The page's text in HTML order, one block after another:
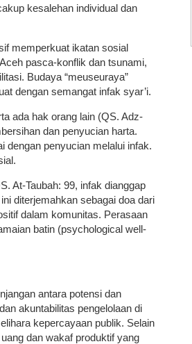
kesalehan individual dan
memperkuat ikatan sosial
pasca-konflik dan tsunami,
Budaya “meuseuraya”
dengan semangat infak syar’i.
ada hak orang lain (QS. Adz-
dan penyucian harta.
dengan penyucian melalui infak.
At-Taubah: 99, infak dianggap
diterjemahkan sebagai doa dari
dalam komunitas. Perasaan
batin (psychological well-
antara potensi dan
akuntabilitas pengelolaan di
kepercayaan publik. Selain
dan wakaf produktif yang